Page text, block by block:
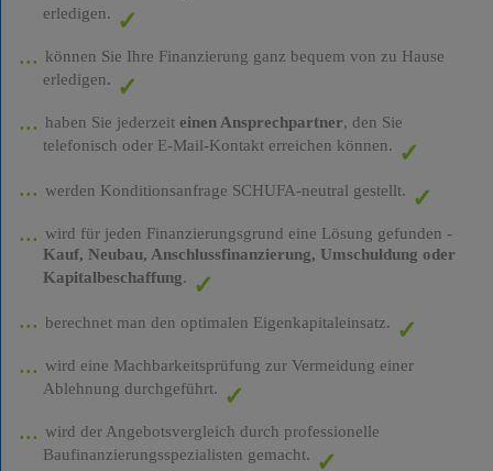
erledigen.
können Sie Ihre Finanzierung ganz bequem von zu Hause
erledigen.
haben Sie jederzeit einen Ansprechpartner, den Sie
telefonisch oder E-Mail-Kontakt erreichen können.
werden Konditionsanfrage SCHUFA-neutral gestellt.
wird für jeden Finanzierungsgrund eine Lösung gefunden -
Kauf, Neubau, Anschlussfinanzierung, Umschuldung oder
Kapitalbeschaffung.
berechnet man den optimalen Eigenkapitaleinsatz.
wird eine Machbarkeitsprüfung zur Vermeidung einer
Ablehnung durchgeführt.
wird der Angebotsvergleich durch professionelle
Baufinanzierungsspezialisten gemacht.